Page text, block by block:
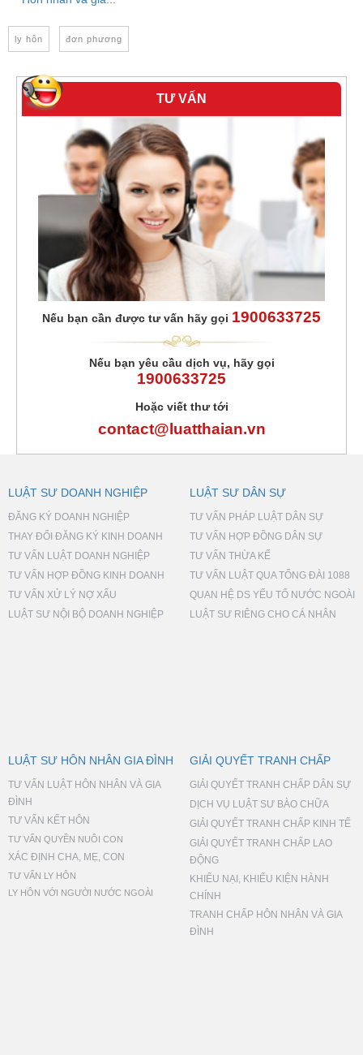
ly hôn đơn phương
TƯ VẤN
Nếu bạn cần được tư vấn hãy gọi 1900633725
Nếu bạn yêu cầu dịch vụ, hãy gọi
1900633725
Hoặc viết thư tới
contact@luatthaian.vn
LUẬT SƯ DOANH NGHIỆP
ĐĂNG KÝ DOANH NGHIỆP
THAY ĐỔI ĐĂNG KÝ KINH DOANH
TƯ VẤN LUẬT DOANH NGHIỆP
TƯ VẤN HỢP ĐỒNG KINH DOANH
TƯ VẤN XỬ LÝ NỢ XẤU
LUẬT SƯ NỘI BỘ DOANH NGHIỆP
LUẬT SƯ DÂN SỰ
TƯ VẤN PHÁP LUẬT DÂN SỰ
TƯ VẤN HỢP ĐỒNG DÂN SỰ
TƯ VẤN THỪA KẾ
TƯ VẤN LUẬT QUA TỔNG ĐÀI 1088
QUAN HỆ DS YẾU TỐ NƯỚC NGOÀI
LUẬT SƯ RIÊNG CHO CÁ NHÂN
LUẬT SƯ HÔN NHÂN GIA ĐÌNH
TƯ VẤN LUẬT HÔN NHÂN VÀ GIA
ĐÌNH
TƯ VẤN KẾT HÔN
TƯ VẤN QUYỀN NUÔI CON
XÁC ĐỊNH CHA, MẸ, CON
TƯ VẤN LY HÔN
LY HÔN VỚI NGƯỜI NƯỚC NGOÀI
GIẢI QUYẾT TRANH CHẤP
GIẢI QUYẾT TRANH CHẤP DÂN SỰ
DỊCH VỤ LUẬT SƯ BÀO CHỮA
GIẢI QUYẾT TRANH CHẤP KINH TẾ
GIẢI QUYẾT TRANH CHẤP LAO
ĐỘNG
KHIẾU NẠI, KHIẾU KIỆN HÀNH
CHÍNH
TRANH CHẤP HÔN NHÂN VÀ GIA
ĐÌNH